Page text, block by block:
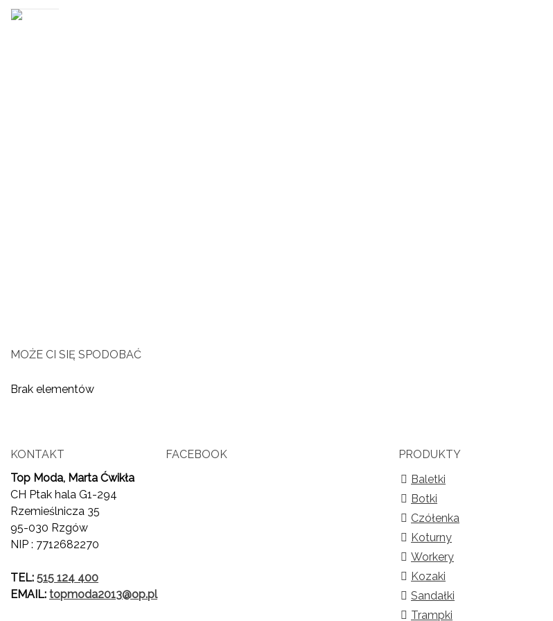
MOŻE CI SIĘ SPODOBAĆ
Brak elementów
KONTAKT
Top Moda, Marta Ćwikła
CH Ptak hala G1-294
Rzemieślnicza 35
95-030 Rzgów
NIP : 7712682270
TEL: 515 124 400
EMAIL: topmoda2013@op.pl
FACEBOOK
PRODUKTY
Baletki
Botki
Czółenka
Koturny
Workery
Kozaki
Sandałki
Trampki